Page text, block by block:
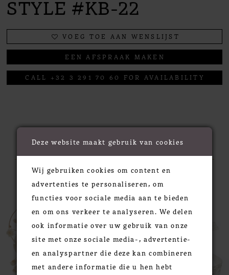
STYLE #KB-22
VOEG TOE AAN WENSLIJST
EEN AFSPRAAK MAKEN
CALL +32 3 291 70 60 FOR AVAILABILITY
RELATED PRODUCTS
Products
Carousel
end
PAUSE AUTOPLAY
PREVIOUS SLIDE
NEXT SLIDE
2
3
4
Deze website maakt gebruik van cookies
Wij gebruiken cookies om content en
advertenties te personaliseren, om
functies voor sociale media aan te bieden
en om ons verkeer te analyseren. We delen
ook informatie over uw gebruik van onze
site met onze sociale media-, advertentie-
en analyspartner die deze kan combineren
met andere informatie die u hen hebt